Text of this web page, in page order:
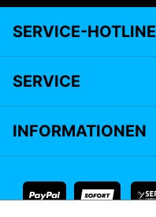
SERVICE-HOTLINE
SERVICE
INFORMATIONEN